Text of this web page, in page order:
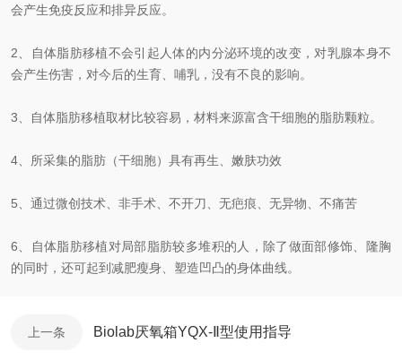
会产生免疫反应和排异反应。
2、自体脂肪移植不会引起人体的内分泌环境的改变，对乳腺本身不
会产生伤害，对今后的生育、哺乳，没有不良的影响。
3、自体脂肪移植取材比较容易，材料来源富含干细胞的脂肪颗粒。
4、所采集的脂肪（干细胞）具有再生、嫩肤功效
5、通过微创技术、非手术、不开刀、无疤痕、无异物、不痛苦
6、自体脂肪移植对局部脂肪较多堆积的人，除了做面部修饰、隆胸
的同时，还可起到减肥瘦身、塑造凹凸的身体曲线。
上一条 Biolab厌氧箱YQX-Ⅱ型使用指导